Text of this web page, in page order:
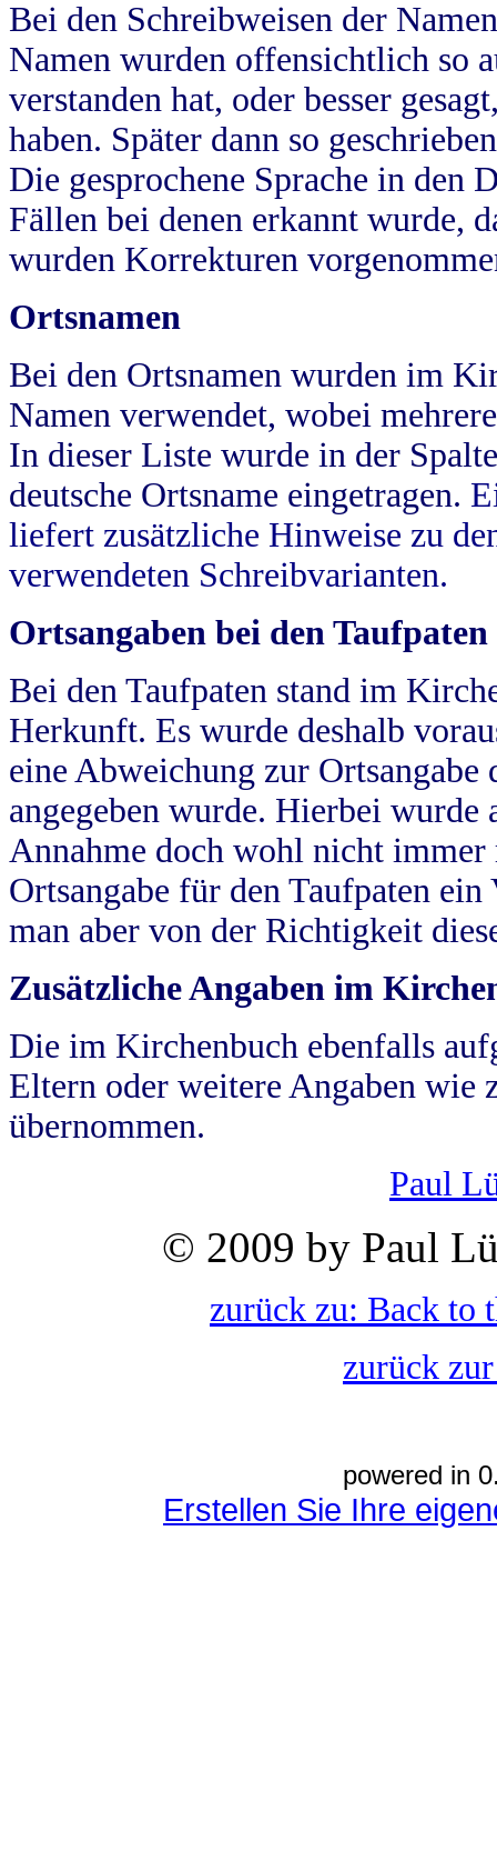
Bei den Schreibweisen der
Namen wurden offensichtlich so
verstanden hat, oder besser
haben. Später dann so
Die gesprochene Sprache in
Fällen bei denen erkannt wurde,
wurden Korrekturen
Ortsnamen
Bei den Ortsnamen wurden im
Namen verwendet, wobei
In dieser Liste wurde in der
deutsche Ortsname eingetragen.
liefert zusätzliche Hinweise zu
verwendeten Schreibvarianten.
Ortsangaben bei den Taufpaten
Bei den Taufpaten stand im
Herkunft. Es wurde deshalb
eine Abweichung zur
angegeben wurde. Hierbei wurde
Annahme doch wohl nicht
Ortsangabe für den Taufpaten
man aber von der Richtigkeit
Zusätzliche Angaben im
Die im Kirchenbuch ebenfalls
Eltern oder weitere Angaben wie
übernommen.
Paul
© 2009 by Paul
zurück zu: Back to
zurück
powered in
Erstellen Sie Ihre